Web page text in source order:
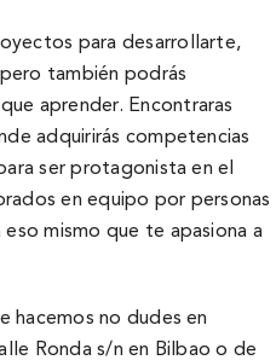
para desarrollarte,
también podrás
aprender. Encontraras
adquirirás competencias
ser protagonista en el
en equipo por personas
mismo que te apasiona a
hacemos no dudes en
Ronda s/n en Bilbao o de